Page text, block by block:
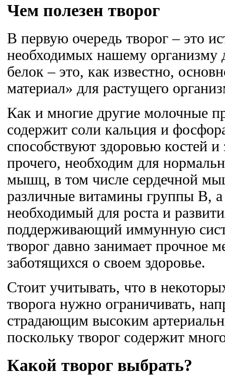
Чем полезен творог
В первую очередь творог – это
необходимых нашему организму
белок – это, как известно,
материал» для растущего
Как и многие другие молочные
содержит соли кальция и
способствуют здоровью костей
прочего, необходим для
мышц, в том числе сердечной
различные витамины группы В,
необходимый для роста и
поддерживающий иммунную
творог давно занимает прочное
заботящихся о своем здоровье.
Стоит учитывать, что в
творога нужно ограничивать,
страдающим высоким
поскольку творог содержит
Какой творог выбрать?